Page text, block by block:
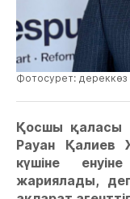
Фотосурет: дереккөз
Қосшы қаласы
Рауан Қалиев
күшіне
жариялады,